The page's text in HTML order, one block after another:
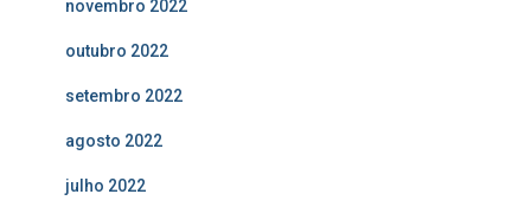
novembro 2022
outubro 2022
setembro 2022
agosto 2022
julho 2022